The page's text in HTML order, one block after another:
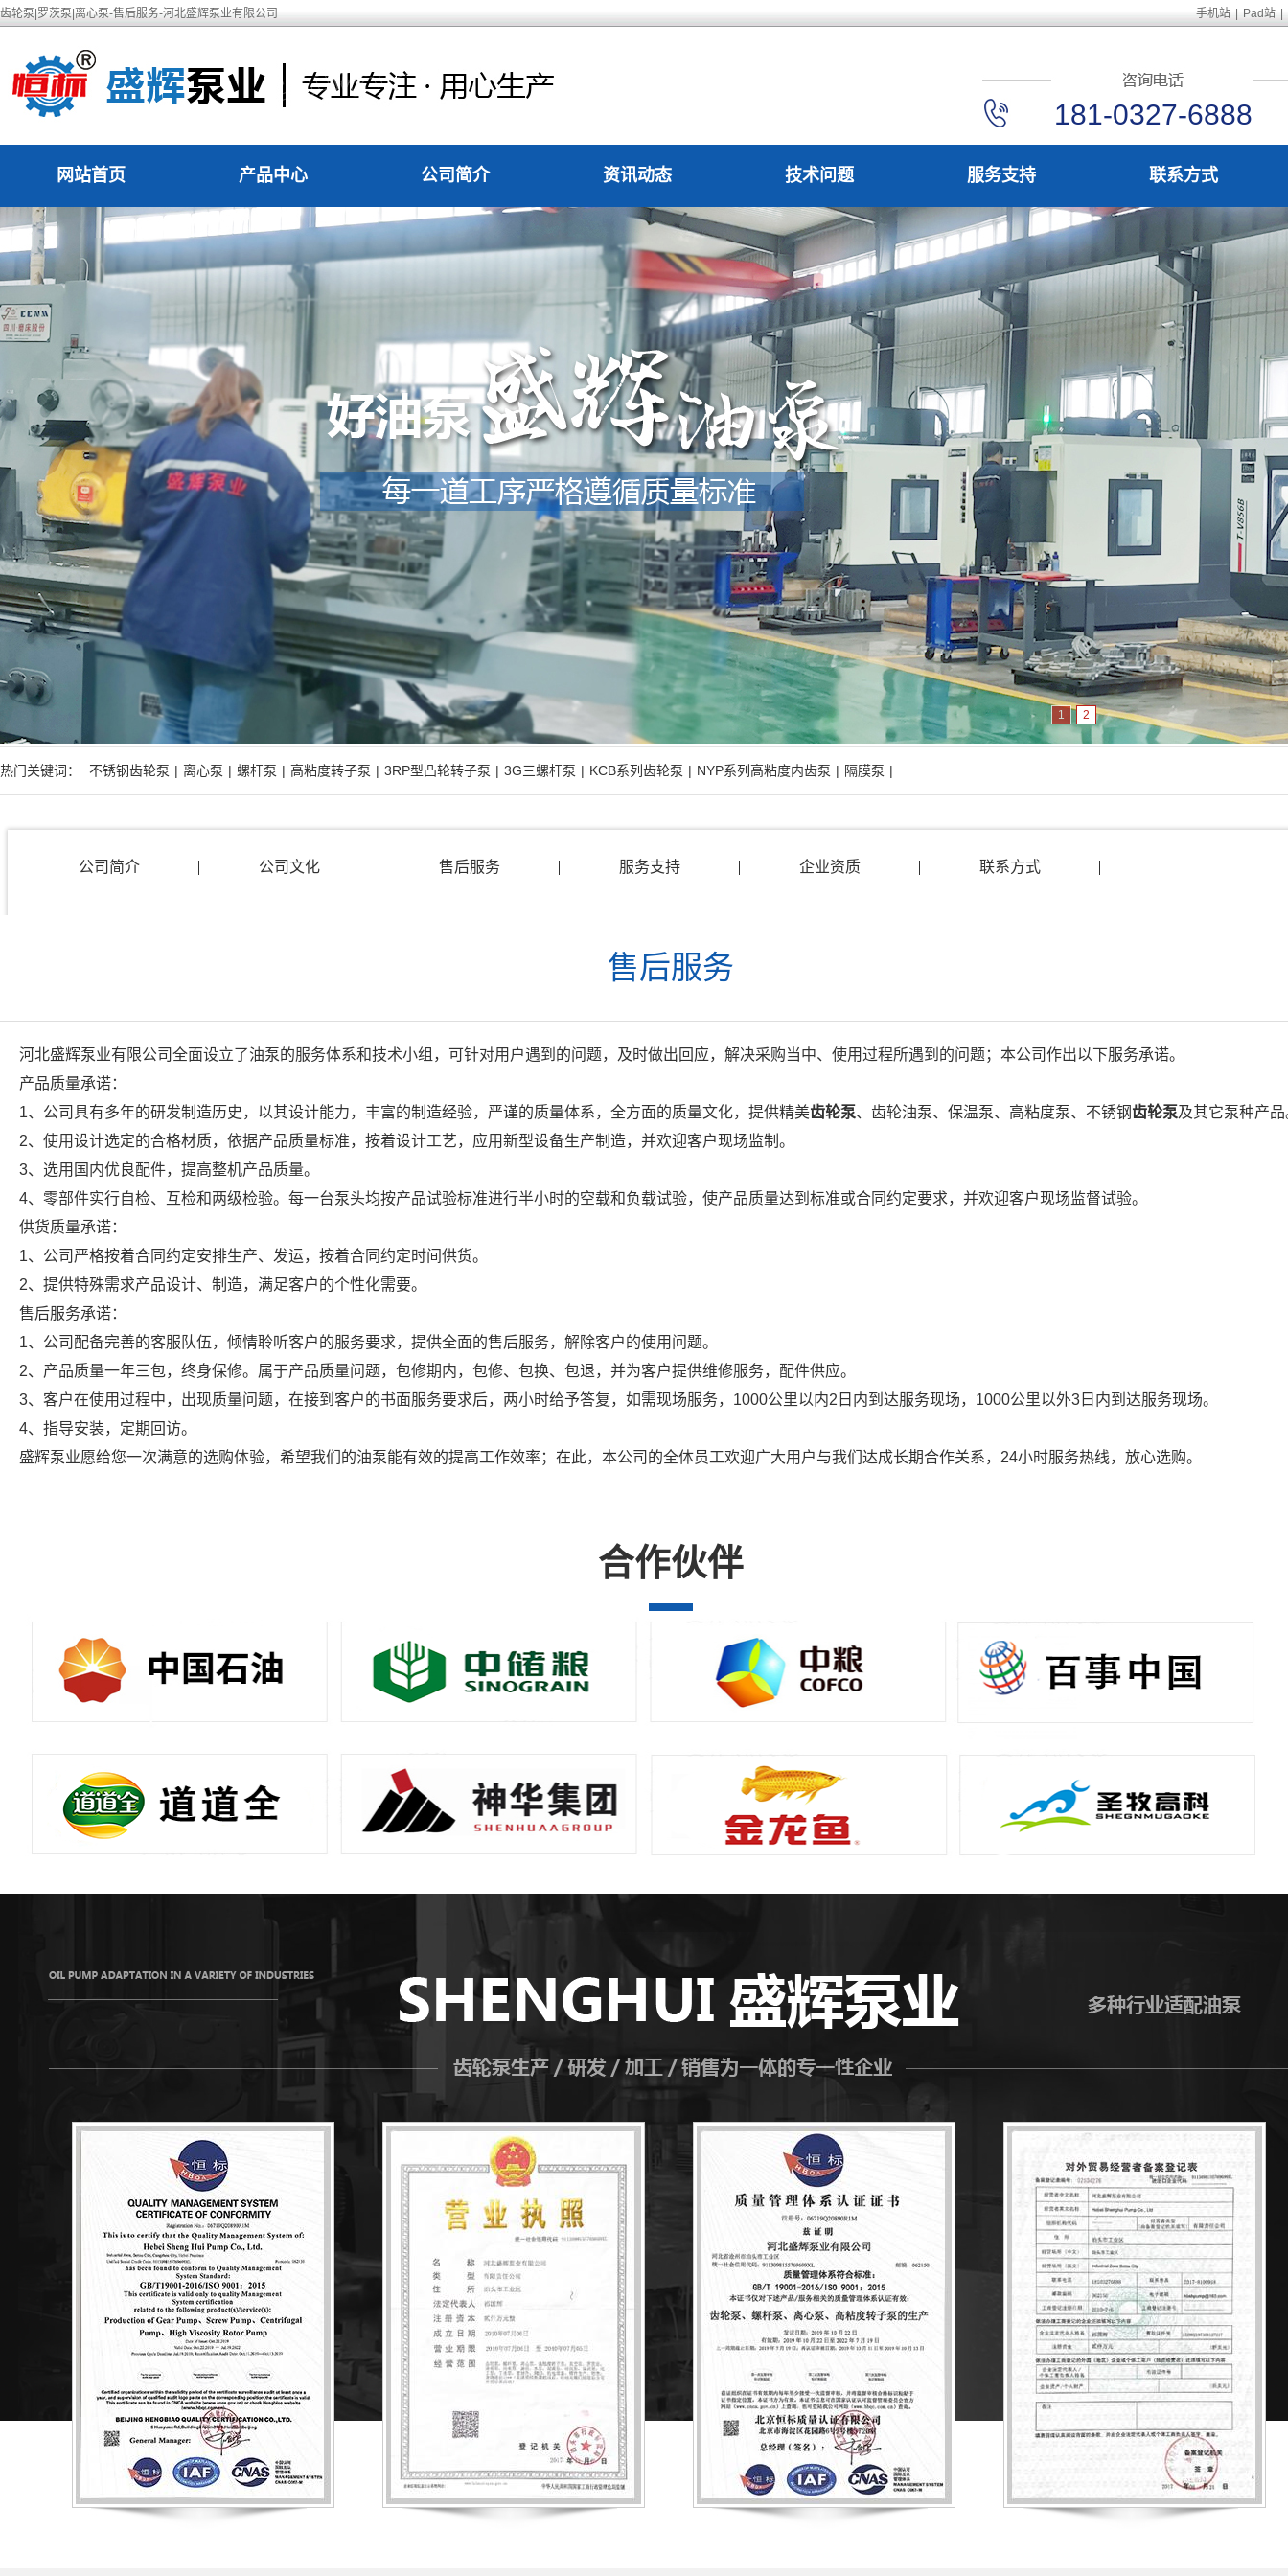
齿轮泵|罗茨泵|离心泵-售后服务-河北盛辉泵业有限公司 手机站 Pad站
181-0327-6888
网站首页 产品中心 公司简介 资讯动态 技术问题 服务支持 联系方式
1 2
热门关键词： 不锈钢齿轮泵 | 离心泵 | 螺杆泵 | 高粘度转子泵 | 3RP型凸轮转子泵 | 3G三螺杆泵 | KCB系列齿轮泵 | NYP系列高粘度内齿泵 | 隔膜泵 |
公司简介 公司文化 售后服务 服务支持 企业资质 联系方式
售后服务
河北盛辉泵业有限公司全面设立了油泵的服务体系和技术小组，可针对用户遇到的问题，及时做出回应，解决采购当中、使用过程所遇到的问题；本公司作出以下服务承诺。
产品质量承诺：
1、公司具有多年的研发制造历史，以其设计能力，丰富的制造经验，严谨的质量体系，全方面的质量文化，提供精美齿轮泵、齿轮油泵、保温泵、高粘度泵、不锈钢 齿轮泵及其它泵种产品
2、使用设计选定的合格材质，依据产品质量标准，按着设计工艺，应用新型设备生产制造，并欢迎客户现场监制。
3、选用国内优良配件，提高整机产品质量。
4、零部件实行自检、互检和两级检验。每一台泵头均按产品试验标准进行半小时的空载和负载试验，使产品质量达到标准或合同约定要求，并欢迎客户现场监督试验。
供货质量承诺：
1、公司严格按着合同约定安排生产、发运，按着合同约定时间供货。
2、提供特殊需求产品设计、制造，满足客户的个性化需要。
售后服务承诺：
1、公司配备完善的客服队伍，倾情聆听客户的服务要求，提供全面的售后服务，解除客户的使用问题。
2、产品质量一年三包，终身保修。属于产品质量问题，包修期内，包修、包换、包退，并为客户提供维修服务，配件供应。
3、客户在使用过程中，出现质量问题，在接到客户的书面服务要求后，两小时给予答复，如需现场服务，1000公里以内2日内到达服务现场，1000公里以外3日内到达服务现场。
4、指导安装，定期回访。
盛辉泵业愿给您一次满意的选购体验，希望我们的油泵能有效的提高工作效率；在此，本公司的全体员工欢迎广大用户与我们达成长期合作关系，24小时服务热线，放心选购。
合作伙伴